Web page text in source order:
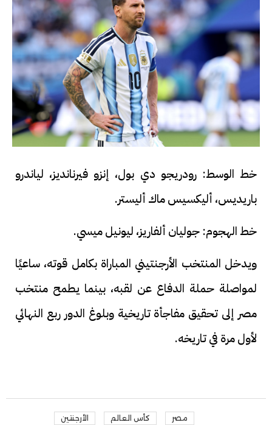
خط الوسط: رودريجو دي بول، إنزو فيرنانديز، لياندرو
باريديس، أليكسيس ماك أليستر.
خط الهجوم: جوليان ألفاريز، ليونيل ميسي.
ويدخل المنتخب الأرجنتيني المباراة بكامل قوته، ساعيًا
لمواصلة حملة الدفاع عن لقبه، بينما يطمح منتخب
مصر إلى تحقيق مفاجأة تاريخية وبلوغ الدور ربع النهائي
لأول مرة في تاريخه.
مصر كأس العالم الأرجنتين